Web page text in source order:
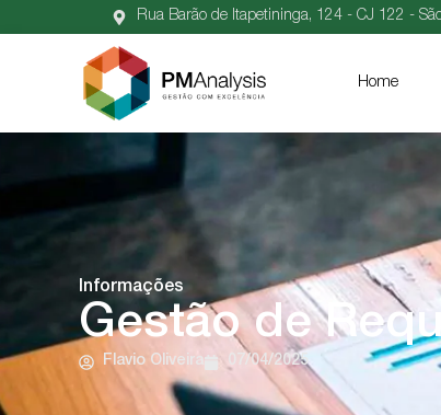
Rua Barão de Itapetininga, 124 - CJ 122 -
Home
Informações
Gestão de
Flavio Oliveira 07/04/2025